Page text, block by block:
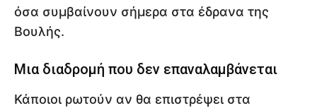
όσα συμβαίνουν σήμερα στα έδρανα της
Βουλής.
Μια διαδρομή που δεν επαναλαμβάνεται
Κάποιοι ρωτούν αν θα επιστρέψει στα